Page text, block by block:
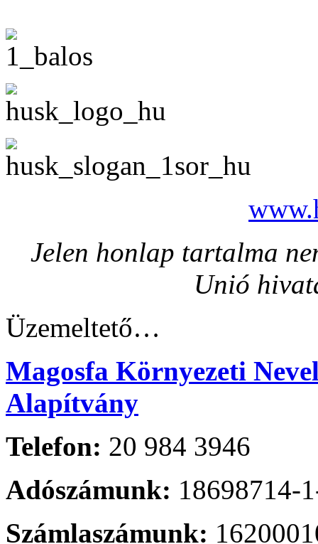
Jelen honlap tartalma
Unió
Üzemeltető…
Magosfa Környezeti
Alapítvány
Telefon: 20 984 3946
Adószámunk: 18698714-
Számlaszámunk: